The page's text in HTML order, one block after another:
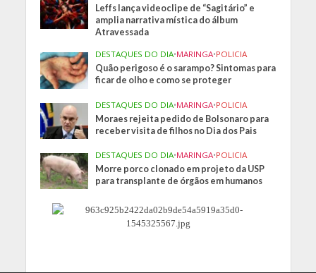
Leffs lança videoclipe de “Sagitário” e
amplia narrativa mística do álbum
Atravessada
DESTAQUES DO DIA•MARINGA•POLICIA
Quão perigoso é o sarampo? Sintomas para
ficar de olho e como se proteger
DESTAQUES DO DIA•MARINGA•POLICIA
Moraes rejeita pedido de Bolsonaro para
receber visita de filhos no Dia dos Pais
DESTAQUES DO DIA•MARINGA•POLICIA
Morre porco clonado em projeto da USP
para transplante de órgãos em humanos